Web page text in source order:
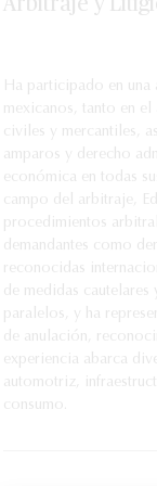
Arbitraje y
Ha participado en una
mexicanos, tanto en
civiles y mercantiles,
amparos y derecho
económica en todas
campo del arbitraje,
procedimientos
demandantes como
reconocidas
de medidas
paralelos, y ha
de anulación,
experiencia abarca
automotriz,
consumo.